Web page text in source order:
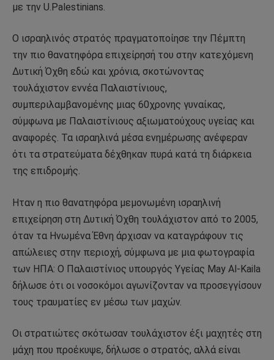
με την U.Palestinians.
Ο ισραηλινός στρατός πραγματοποίησε την Πέμπτη
την πιο θανατηφόρα επιχείρησή του στην κατεχόμενη
Δυτική Όχθη εδώ και χρόνια, σκοτώνοντας
τουλάχιστον εννέα Παλαιστίνιους,
συμπεριλαμβανομένης μιας 60χρονης γυναίκας,
σύμφωνα με Παλαιστίνιους αξιωματούχους υγείας και
αναφορές. Τα ισραηλινά μέσα ενημέρωσης ανέφεραν
ότι τα στρατεύματα δέχθηκαν πυρά κατά τη διάρκεια
της επιδρομής.
Ηταν η πιο θανατηφόρα μεμονωμένη ισραηλινή
επιχείρηση στη Δυτική Όχθη τουλάχιστον από το 2005,
όταν τα Ηνωμένα Έθνη άρχισαν να καταγράφουν τις
απώλειες στην περιοχή, σύμφωνα με μια φωτογραφία
των ΗΠΑ: Ο Παλαιστίνιος υπουργός Υγείας May Al-Kaila
δήλωσε ότι οι νοσοκόμοι αγωνίζονταν να προσεγγίσουν
τους τραυματίες εν μέσω των μαχών.
Οι στρατιώτες σκότωσαν τουλάχιστον έξι μαχητές στη
μάχη που προέκυψε, δήλωσε ο στρατός, αλλά είναι